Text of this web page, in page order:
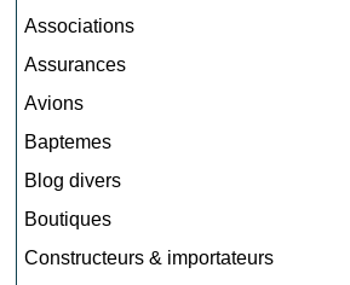
Associations
Assurances
Avions
Baptemes
Blog divers
Boutiques
Constructeurs & importateurs